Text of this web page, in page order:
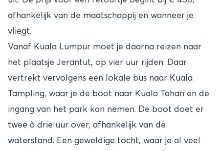
afhankelijk van de maatschappij en wanneer je
vliegt.
Vanaf Kuala Lumpur moet je daarna reizen naar
het plaatsje Jerantut, op vier uur rijden. Daar
vertrekt vervolgens een lokale bus naar Kuala
Tampling, waar je de boot naar Kuala Tahan en de
ingang van het park kan nemen. De boot doet er
twee à drie uur over, afhankelijk van de
waterstand. Een geweldige tocht, waar je al veel